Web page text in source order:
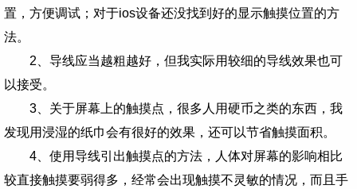
置，方便调试；对于ios设备还没找到好的显示触摸位置的方
法。
2、导线应当越粗越好，但我实际用较细的导线效果也可
以接受。
3、关于屏幕上的触摸点，很多人用硬币之类的东西，我
发现用浸湿的纸巾会有很好的效果，还可以节省触摸面积。
4、使用导线引出触摸点的方法，人体对屏幕的影响相比
较直接触摸要弱得多，经常会出现触摸不灵敏的情况，而且手